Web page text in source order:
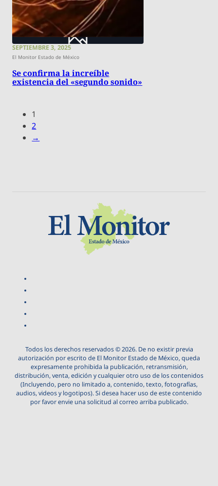
SEPTIEMBRE 3, 2025
El Monitor Estado de México
Se confirma la increíble
existencia del «segundo sonido»
1
2
→
Todos los derechos reservados © 2026. De no existir previa
autorización por escrito de El Monitor Estado de México, queda
expresamente prohibida la publicación, retransmisión,
distribución, venta, edición y cualquier otro uso de los contenidos
(Incluyendo, pero no limitado a, contenido, texto, fotografías,
audios, videos y logotipos). Si desea hacer uso de este contenido
por favor envie una solicitud al correo arriba publicado.